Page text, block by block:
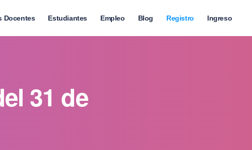
Docentes Estudiantes Empleo Blog Registro Ingreso
31 de